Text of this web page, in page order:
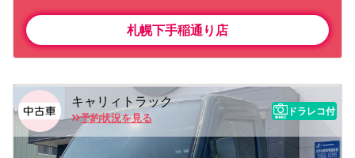
札幌下手稲通り店
キャリィトラック
予約状況を見る
ドラレコ付